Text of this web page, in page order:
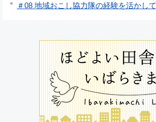
＃08 地域おこし協力隊の経験を活かして